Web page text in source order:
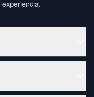
experiencia.